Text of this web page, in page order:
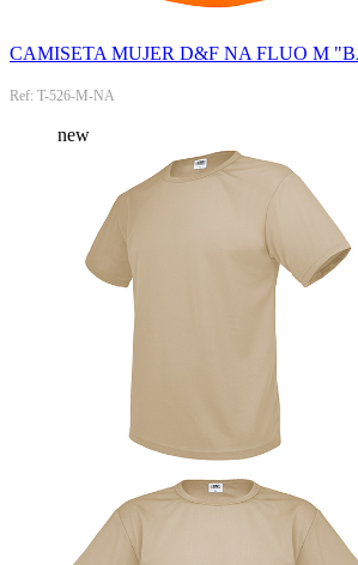
CAMISETA MUJER D&F NA FLUO M
Ref: T-526-M-NA
new